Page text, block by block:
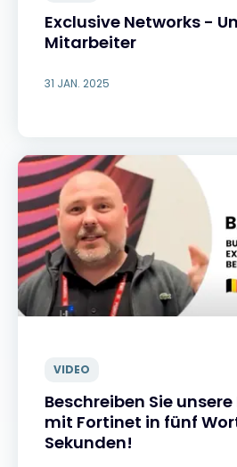
Exclusive Networks -
Mitarbeiter
31 JAN. 2025
VIDEO
Beschreiben Sie
mit Fortinet in fünf
Sekunden!